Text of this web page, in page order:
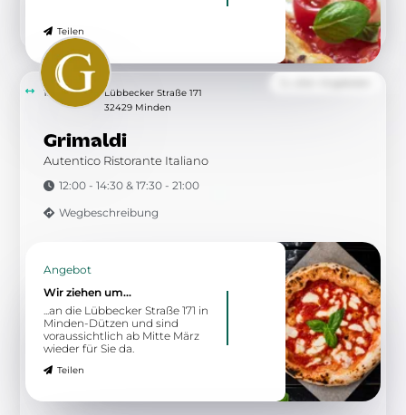
Teilen
Grimaldi
Autentico Ristorante Italiano
12:00 - 14:30 & 17:30 - 21:00
Wegbeschreibung
15.32 km
Lübbecker Straße 171
32429 Minden
Angebot
Wir ziehen um...
...an die Lübbecker Straße 171 in
Minden-Dützen und sind
voraussichtlich ab Mitte März
wieder für Sie da.
Teilen